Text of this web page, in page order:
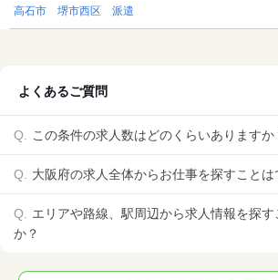
高石市 堺市西区 派遣
よくあるご質問
この条件の求人数はどのくらいありますか
大阪府の求人全体からお仕事を探すことは
エリアや路線、駅周辺から求人情報を探
か？